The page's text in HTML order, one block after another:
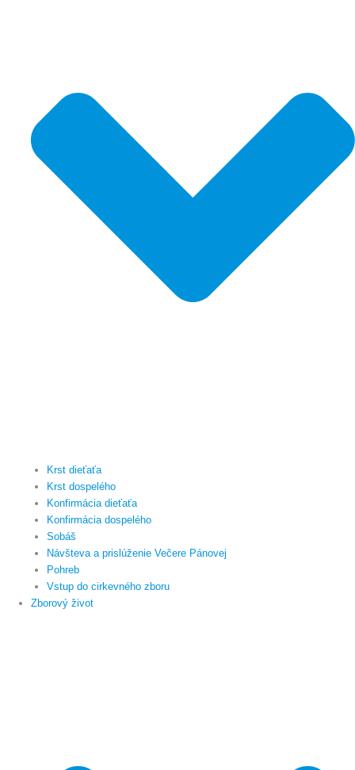
Krst dieťaťa
Krst dospelého
Konfirmácia dieťaťa
Konfirmácia dospelého
Sobáš
Návšteva a prislúženie Večere Pánovej
Pohreb
Vstup do cirkevného zboru
Zborový život